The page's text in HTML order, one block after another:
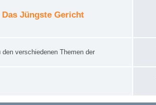
Jüngste Gericht
verschiedenen Themen der